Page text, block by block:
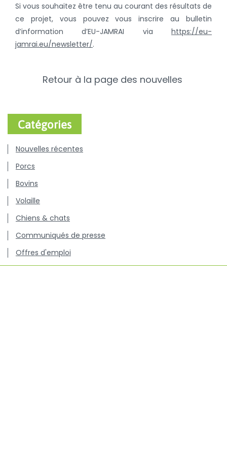
Si vous souhaitez être tenu au courant des résultats de
ce projet, vous pouvez vous inscrire au bulletin
d’information d’EU-JAMRAI via https://eu-
jamrai.eu/newsletter/.
Retour à la page des nouvelles
Catégories
Nouvelles récentes
Porcs
Bovins
Volaille
Chiens & chats
Communiqués de presse
Offres d'emploi